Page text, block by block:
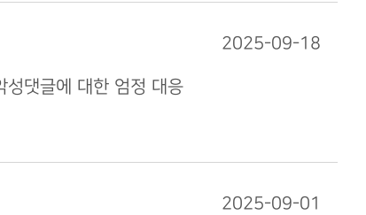
댓글에 대한 엄정 대응
2025-09-18
2025-09-01